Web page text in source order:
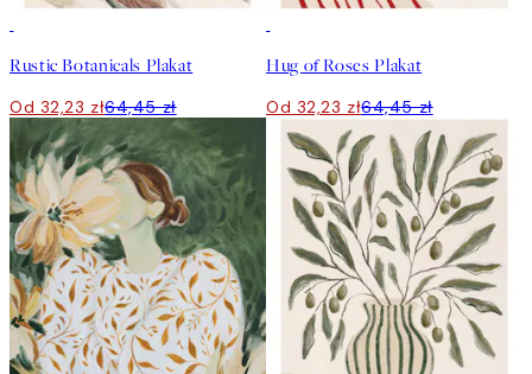
Rustic Botanicals Plakat
Od 32,23 zł64,45 zł
Hug of Roses Plakat
Od 32,23 zł64,45 zł